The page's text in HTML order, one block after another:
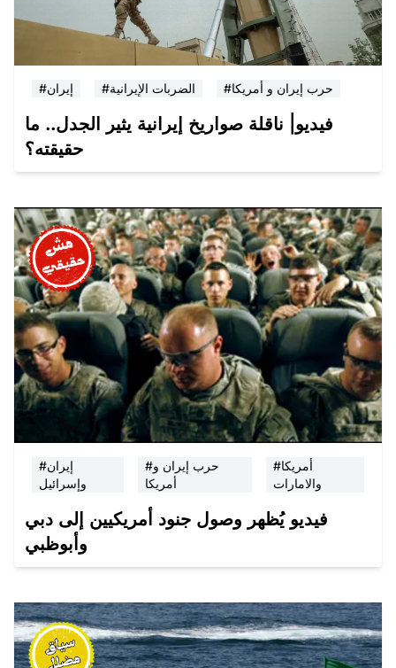
#إيران #الضربات الإيرانية #حرب إيران و أمريكا
فيديو| ناقلة صواريخ إيرانية يثير الجدل.. ما
حقيقته؟
#إيران
وإسرائيل
#حرب إيران و
أمريكا
#أمريكا
والامارات
فيديو يُظهر وصول جنود أمريكيين إلى دبي
وأبوظبي